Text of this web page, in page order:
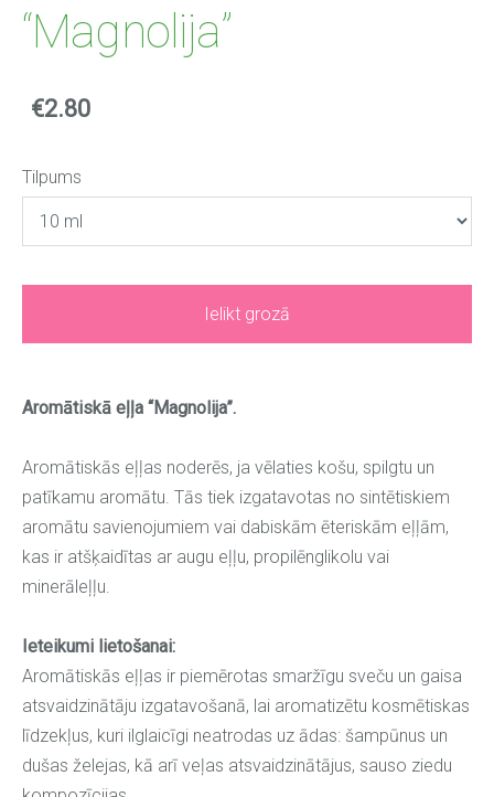
“Magnolija”
€2.80
Tilpums
Ielikt grozā
Aromātiskā eļļa “Magnolija”.
Aromātiskās eļļas noderēs, ja vēlaties košu, spilgtu un
patīkamu aromātu. Tās tiek izgatavotas no sintētiskiem
aromātu savienojumiem vai dabiskām ēteriskām eļļām,
kas ir atšķaidītas ar augu eļļu, propilēnglikolu vai
minerāleļļu.
Ieteikumi lietošanai:
Aromātiskās eļļas ir piemērotas smaržīgu sveču un gaisa
atsvaidzinātāju izgatavošanā, lai aromatizētu kosmētiskas
līdzekļus, kuri ilglaicīgi neatrodas uz ādas: šampūnus un
dušas želejas, kā arī veļas atsvaidzinātājus, sauso ziedu